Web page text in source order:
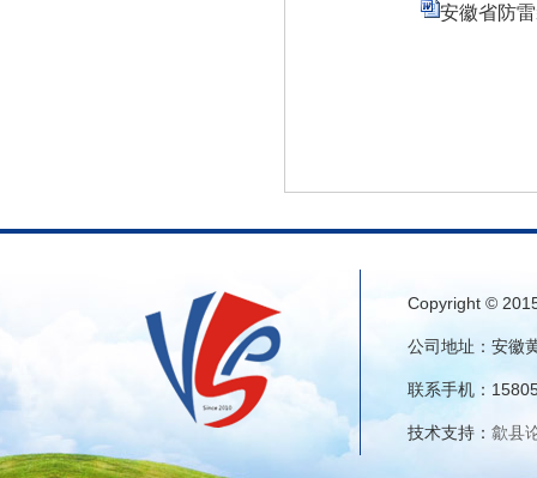
安徽省防
Copyright ©
公司地址：安徽
联系手机：
技术支持： 歙县